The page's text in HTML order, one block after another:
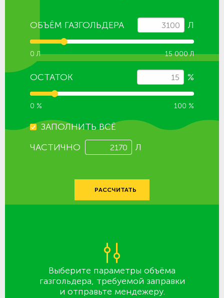
ОБЪЁМ ГАЗГОЛЬДЕРА Л
0 Л 15 000 Л
ОСТАТОК %
0 % 100 %
ЗАПОЛНИТЬ ВСЁ
ЧАСТИЧНО
Л
РАССЧИТАТЬ
Выберите параметры объёма
газгольдера, требуемой заправки
и отправьте мендежеру.